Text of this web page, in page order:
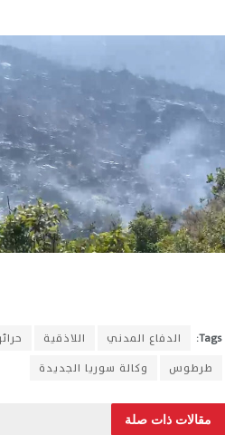
Tags: الدفاع المدني اللاذقية حرائق
طرطوس
وكالة سوريا الجديدة
مقالات ذات صلة